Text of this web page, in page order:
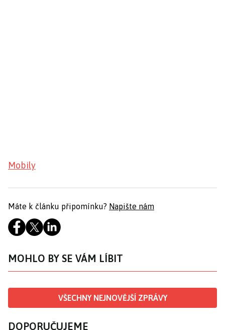
Mobily
Máte k článku připomínku? Napište nám
MOHLO BY SE VÁM LÍBIT
VŠECHNY NEJNOVĚJŠÍ ZPRÁVY
DOPORUČUJEME